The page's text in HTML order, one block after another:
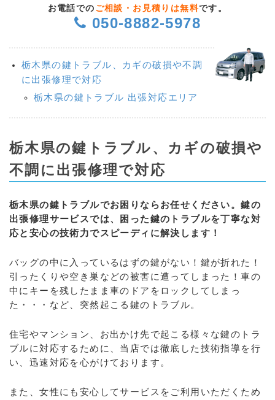
お電話での ご相談・お見積りは無料です。
050-8882-5978
栃木県の鍵トラブル、カギの破損や不調
に出張修理で対応
栃木県の鍵トラブル 出張対応エリア
栃木県の鍵トラブル、カギの破損や
不調に出張修理で対応
栃木県の鍵トラブルでお困りならお任せください。鍵の
出張修理サービスでは、困った鍵のトラブルを丁寧な対
応と安心の技術力でスピーディに解決します！
バッグの中に入っているはずの鍵がない！鍵が折れた！
引ったくりや空き巣などの被害に遭ってしまった！車の
中にキーを残したまま車のドアをロックしてしまっ
た・・・など、突然起こる鍵のトラブル。
住宅やマンション、お出かけ先で起こる様々な鍵のトラ
ブルに対応するために、当店では徹底した技術指導を行
い、迅速対応を心がけております。
また、女性にも安心してサービスをご利用いただくため